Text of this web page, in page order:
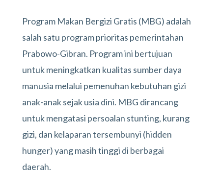
Program Makan Bergizi Gratis (MBG) adalah
salah satu program prioritas pemerintahan
Prabowo-Gibran. Program ini bertujuan
untuk meningkatkan kualitas sumber daya
manusia melalui pemenuhan kebutuhan gizi
anak-anak sejak usia dini. MBG dirancang
untuk mengatasi persoalan stunting, kurang
gizi, dan kelaparan tersembunyi (hidden
hunger) yang masih tinggi di berbagai
daerah.